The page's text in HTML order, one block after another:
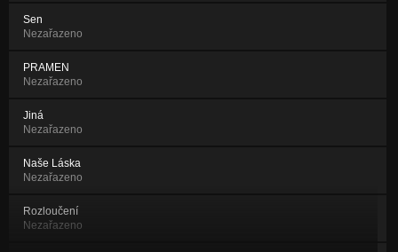
Sen
Nezařazeno
PRAMEN
Nezařazeno
Jiná
Nezařazeno
Naše Láska
Nezařazeno
Rozloučení
Nezařazeno